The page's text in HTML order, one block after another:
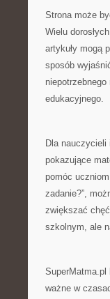
Strona może
Wielu
artykuły mogą
sposób
edukacyjnego.
Dla nauczycieli
pokazujące
pomóc
zadanie?”,
zwiększać
szkolnym, ale
SuperMatma.pl
ważne w